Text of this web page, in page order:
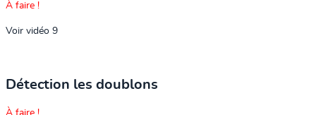
À faire !
Voir vidéo 9
Détection les doublons
À faire !